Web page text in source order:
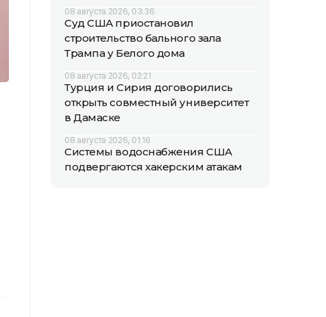
08 августа 2026, 03:36
Суд США приостановил
строительство бального зала
Трампа у Белого дома
08 августа 2026, 02:21
Турция и Сирия договорились
открыть совместный университет
в Дамаске
08 августа 2026, 01:16
Системы водоснабжения США
подвергаются хакерским атакам